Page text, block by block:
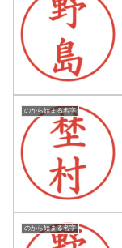
のから始まる名字
のから始まる名字